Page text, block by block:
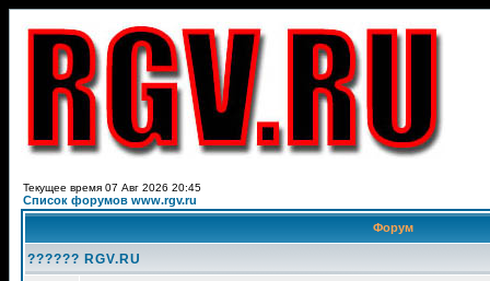
Текущее время 07 Авг 2026 20:45
Список форумов www.rgv.ru
Форум
?????? RGV.RU